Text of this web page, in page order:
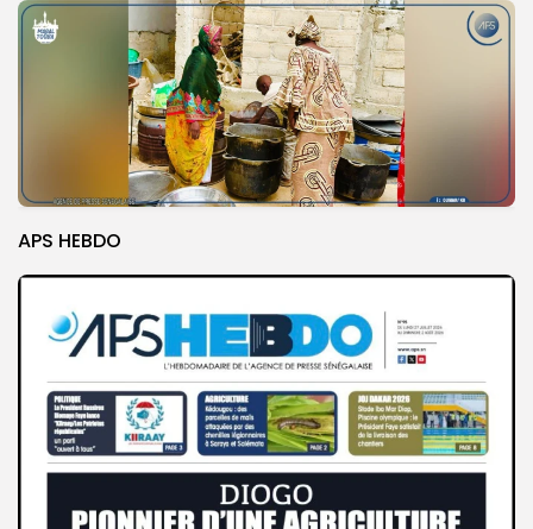
APS HEBDO